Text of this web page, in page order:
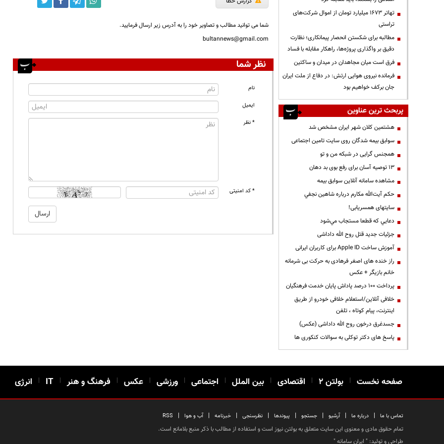
شما می توانید مطالب و تصاویر خود را به آدرس زیر ارسال فرمایید.
bultannews@gmail.com
نظر شما
نام
ایمیل
* نظر
* کد امنیتی
تهاتر ۱۶۷۳ میلیارد تومان از اموال شرکت‌های
تراستی
مطالبه برای شکستن انحصار پیمانکاری؛ نظارت
دقیق بر واگذاری پروژه‌ها، راهکار مقابله با فساد
فرق است میان مجاهدان در میدان و ساکتین
فرمانده نیروی هوایی ارتش: در دفاع از ملت ایران
جان برکف خواهیم بود
پربحث ترین عناوین
هشتمین کلان شهر ایران مشخص شد
سوابق بیمه شدگان روی سایت تامین اجتماعی
همجنس گرایی در شبکه من و تو
13 توصیه آسان برای رفع بوی بد دهان
مشاهده سامانه آنلاين سوابق بیمه
حكم آيت‌الله مكارم درباره شاهين نجفي
سایتهای همسریابی!
دعايي كه قطعا مستجاب مي‌شود
جزئیات جدید قتل روح الله داداشی
آموزش ساخت Apple ID برای کاربران ایرانی
راز خنده های اصغر فرهادی به حرکت بی شرمانه
خانم بازیگر + عکس
پرداخت ۱۰۰ درصد پاداش پایان خدمت فرهنگیان
خلافی آنلاین/استعلام خلافی خودرو از طریق
اینترنت، پیام کوتاه ، تلفن
جسدغرق درخون روح الله داداشی (عکس)
پاسخ های دکتر توکلی به سوالات کنکوری ها
صفحه نخست | بولتن ۲ | اقتصادی | بین الملل | اجتماعی | ورزشی | عکس | فرهنگ و هنر |
IT
| انرژی
تماس با ما | درباره ما | آرشیو | جستجو | پیوندها | نظرسنجی | خبرنامه | آب و هوا |
RSS
تمام حقوق مادی و معنوی این سایت متعلق به بولتن نیوز است و استفاده از مطالب با ذکر منبع بلامانع است.
طراحی و تولید: " ایران سامانه"